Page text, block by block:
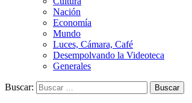
Nación
Economía
Mundo
Luces, Cámara, Café
Desempolvando la Videoteca
Generales
Buscar: